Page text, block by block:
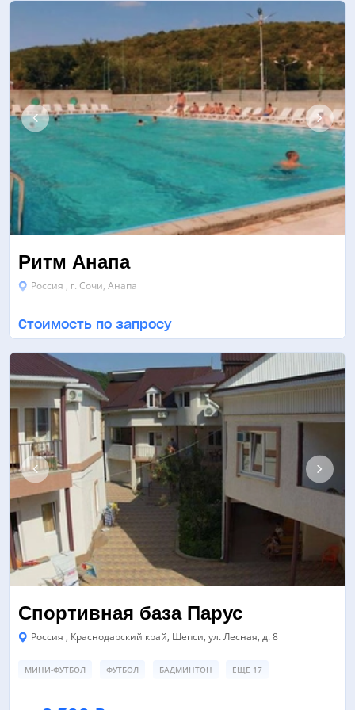
Ритм Анапа
Россия , г. Сочи, Анапа
МИНИ-ФУТБОЛ
Стоимость по запросу
Спортивная база Парус
Россия , Краснодарский край, Шепси, ул. Лесная, д. 8
МИНИ-ФУТБОЛ ФУТБОЛ БАДМИНТОН ЕЩЁ 17